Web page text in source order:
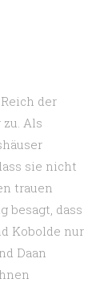
der
Als
sie nicht
trauen
besagt, dass
Kobolde nur
Daan